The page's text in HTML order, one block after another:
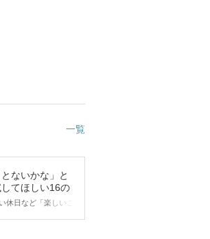
一覧
とないかな」と
てほしい16の
休日など「楽しいこ